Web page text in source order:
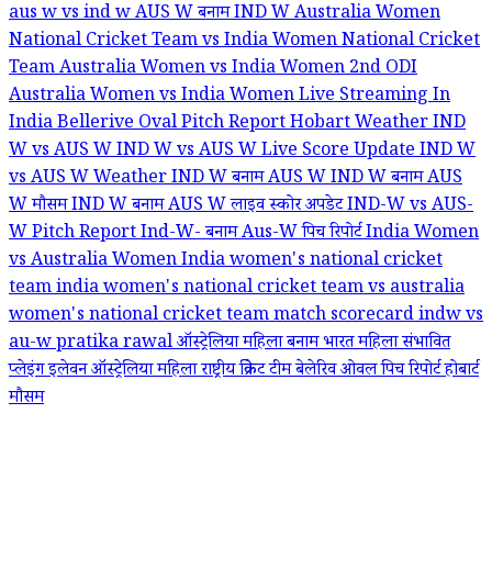
aus w vs ind wAUS W बनाम IND WAustralia Women
National Cricket Team vs India Women National Cricket
TeamAustralia Women vs India Women 2nd ODI
Australia Women vs India Women Live Streaming In
IndiaBellerive Oval Pitch ReportHobart WeatherIND
W vs AUS WIND W vs AUS W Live Score UpdateIND W
vs AUS W WeatherIND W बनाम AUS WIND W बनाम AUS
W मौसमIND W बनाम AUS W लाइव स्कोर अपडेटIND-W vs AUS-
W Pitch ReportInd-W- बनाम Aus-W पिच रिपोर्टIndia Women
vs Australia WomenIndia women's national cricket
teamindia women's national cricket team vs australia
women's national cricket team match scorecardindw vs
au-wpratika rawalऑस्ट्रेलिया महिला बनाम भारत महिला संभावित
प्लेइंग इलेवनऑस्ट्रेलिया महिला राष्ट्रीय क्रिकेट टीमबेलेरिव ओवल पिच रिपोर्टहोबार्ट
मौसम